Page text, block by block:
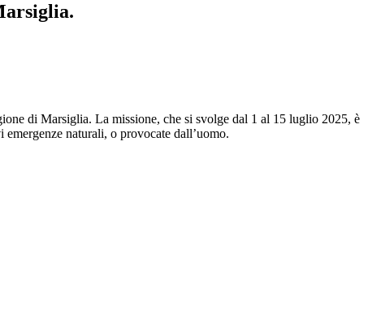
di Marsiglia. La missione, che si svolge dal 1 al 15 luglio 2025, è
naturali, o provocate dall’uomo.